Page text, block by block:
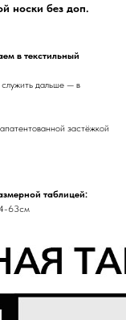
носки без доп.
в текстильный
служить дальше — в
застёжкой
таблицей:
63см